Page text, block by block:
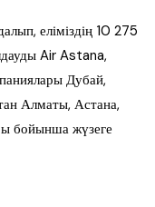
еліміздің 10 275
Air Astana,
Дубай,
Алматы, Астана,
бойынша жүзеге